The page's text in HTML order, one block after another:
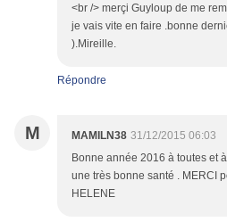
<br /> merçi Guyloup de me
je vais vite en faire .bonne
).Mireille.
Répondre
M MAMILN38 31/12/2015 06:03
Bonne année 2016 à toutes et
une très bonne santé . MERCI
HELENE